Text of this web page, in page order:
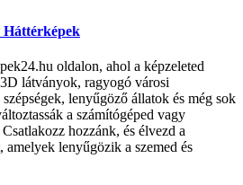
Háttérképek
oldalon, ahol a képzeleted
látványok, ragyogó városi
szépségek, lenyűgöző állatok és még sok
a számítógéped vagy
hozzánk, és élvezd a
lenyűgözik a szemed és